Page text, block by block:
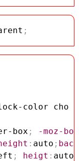
;
color cho 2
box ;
-moz-
: auto ;
; heigt : auto